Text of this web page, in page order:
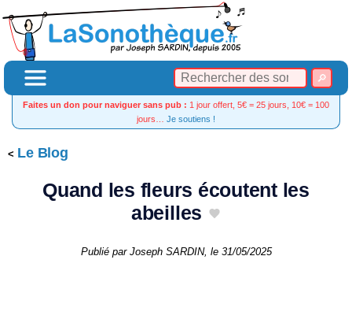
Faites un don pour naviguer sans pub : 1 jour offert, 5€ = 25 jours, 10€ = 100
jours… Je soutiens !
Le Blog
Quand les fleurs écoutent les
abeilles
Publié par Joseph SARDIN, le 31/05/2025